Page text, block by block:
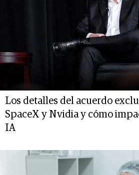
Los detalles del acuerdo
SpaceX y Nvidia y cómo
IA